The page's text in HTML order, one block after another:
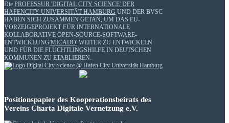
Die PROFESSUR 'DIGITAL CITY SCIENCE' DER
HAFENCITY UNIVERSITÄT HAMBURG UND DER BVSC
HABEN SICH ZUSAMMEN GETAN, UM DAS EU-
VORZEIGEPROJEKT FÜR INTERNATIONALE
KOLLABORATIVE OPEN-SOURCE-SOFTWARE-
ENTWICKLUNG'MICADO' WEITER ZU ENTWICKELN
UND FÜR DIE FLÜCHTLINGSHILFE IN DEUTSCHEN
KOMMUNEN ZU ETABLIEREN.
Positionspapier des Kooperationsbeirats des
Vereins Charta Digitale Vernetzung e.V.